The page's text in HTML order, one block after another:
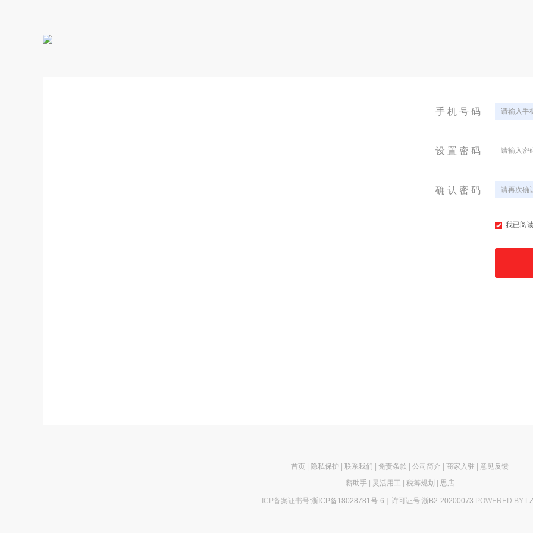
手 机 号 码
设 置 密 码
确 认 密 码
我已阅
首页 隐私保护 联系我们 免责条款 公司简介 商家入驻
意见反馈
薪助手| 灵活用工 税筹规划 思店
ICP备案证书号:浙ICP备18028781号-6｜许可证号:浙B2-20200073 POWERED BY